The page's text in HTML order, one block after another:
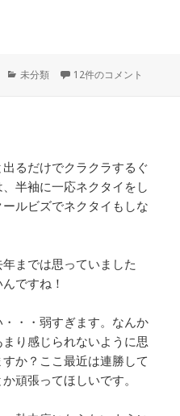
カ
未分類 12件のコメント
るだけでクラクラするぐ
半袖に一応ネクタイをし
ルビズでネクタイもしな
までは思っていました
ですね！
・・弱すぎます。なんか
り感じられないように思
か？ここ最近は連勝して
頑張ってほしいです。